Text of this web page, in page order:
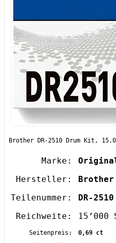
Brother DR-2510 Drum Kit,
Marke:
Hersteller:
Brother
Teilenummer:
DR-2510
Reichweite:
15’000
Seitenpreis:
0,69 ct